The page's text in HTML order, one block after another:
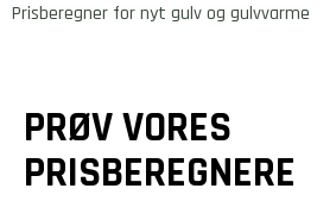
Prisberegner for nyt gulv og gulvvarme
PRØV VORES
PRISBEREGNERE